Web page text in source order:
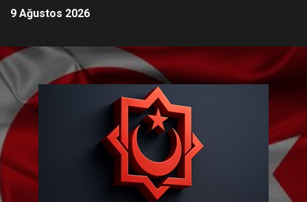
9 Ağustos 2026